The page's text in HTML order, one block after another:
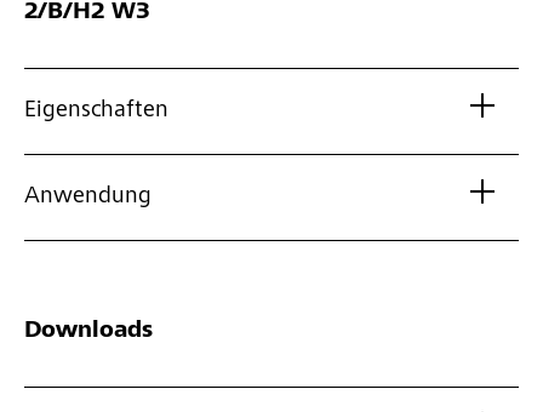
2/B/H2 W3
Eigenschaften
Anwendung
Downloads